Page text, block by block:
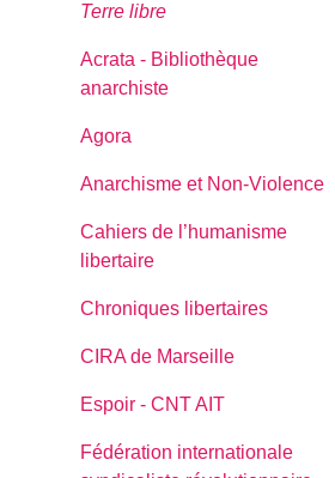
Terre libre
Acrata - Bibliothèque
anarchiste
Agora
Anarchisme et Non-Violence
Cahiers de l’humanisme
libertaire
Chroniques libertaires
CIRA de Marseille
Espoir - CNT AIT
Fédération internationale